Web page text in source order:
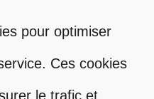
pour optimiser
Ces cookies
le trafic et
patient.